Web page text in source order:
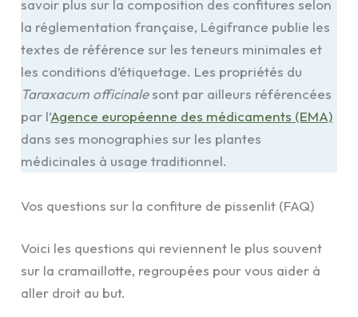
savoir plus sur la composition des confitures selon
la réglementation française, Légifrance publie les
textes de référence sur les teneurs minimales et
les conditions d’étiquetage. Les propriétés du
Taraxacum officinalesont par ailleurs référencées
par l’Agence européenne des médicaments (EMA)
dans ses monographies sur les plantes
médicinales à usage traditionnel.
Vos questions sur la confiture de pissenlit (FAQ)
Voici les questions qui reviennent le plus souvent
sur la cramaillotte, regroupées pour vous aider à
aller droit au but.